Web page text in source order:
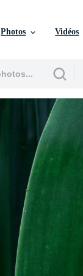
Photos Vidéos